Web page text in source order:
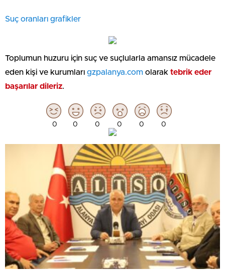
Suç oranları grafikler
Toplumun huzuru için suç ve suçlularla amansız mücadele
eden kişi ve kurumları gzpalanya.com olarak tebrik eder
başarılar dileriz.
0 0 0 0 0 0